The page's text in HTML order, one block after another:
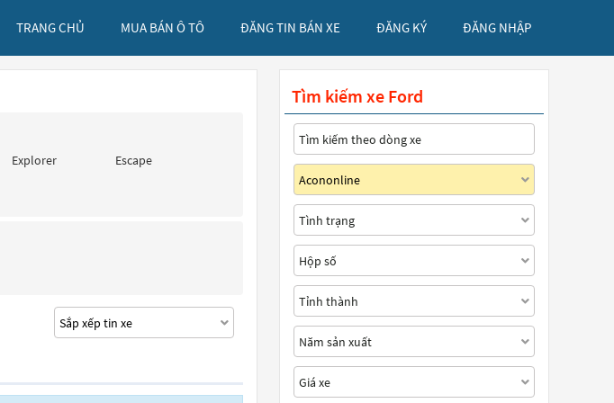
TRANG CHỦ MUA BÁN Ô TÔ ĐĂNG TIN BÁN XE ĐĂNG KÝ ĐĂNG NHẬP
Explorer
Escape
Tìm kiếm xe Ford